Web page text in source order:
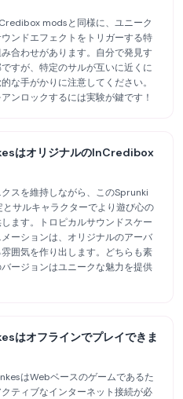
modsと同様に、ユニーク
ンドエフェクトをトリガーする特
合わせがあります。自分で発見す
すが、特定のサルが互いに近くに
な手がかりに注意してください。
ンロックするには実験が鍵です！
はオリジナルのInCredibox
スを維持しながら、このSprunki
サルキャラクターでより遊び心の
ます。トロピカルサウンドスケー
ーションは、オリジナルのアーバ
囲気を作り出します。どちらも素
ージョンはユニークな魅力を提供
はオフラインでプレイできま
はWebベースのゲームであるた
ティブなインターネット接続が必